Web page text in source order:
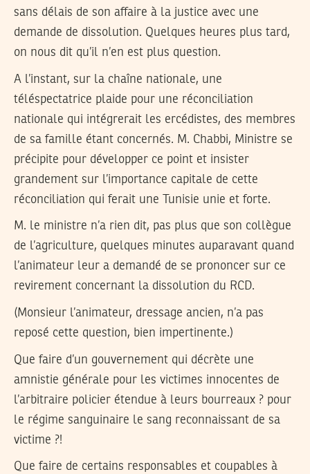
sans délais de son affaire à la justice avec une
demande de dissolution. Quelques heures plus tard,
on nous dit qu’il n’en est plus question.
A l’instant, sur la chaîne nationale, une
téléspectatrice plaide pour une réconciliation
nationale qui intégrerait les ercédistes, des membres
de sa famille étant concernés. M. Chabbi, Ministre se
précipite pour développer ce point et insister
grandement sur l’importance capitale de cette
réconciliation qui ferait une Tunisie unie et forte.
M. le ministre n’a rien dit, pas plus que son collègue
de l’agriculture, quelques minutes auparavant quand
l’animateur leur a demandé de se prononcer sur ce
revirement concernant la dissolution du RCD.
(Monsieur l’animateur, dressage ancien, n’a pas
reposé cette question, bien impertinente.)
Que faire d’un gouvernement qui décrète une
amnistie générale pour les victimes innocentes de
l’arbitraire policier étendue à leurs bourreaux ? pour
le régime sanguinaire le sang reconnaissant de sa
victime ?!
Que faire de certains responsables et coupables à